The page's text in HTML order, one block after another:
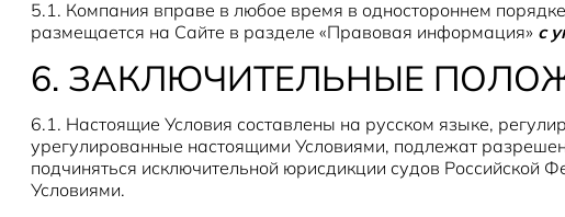
5.1. Компания вправе в любое время в одностороннем
размещается на Сайте в разделе «Правовая информация» с
6. ЗАКЛЮЧИТЕЛЬНЫЕ
6.1. Настоящие Условия составлены на русском языке,
урегулированные настоящими Условиями, подлежат
подчиняться исключительной юрисдикции судов Российской
Условиями.